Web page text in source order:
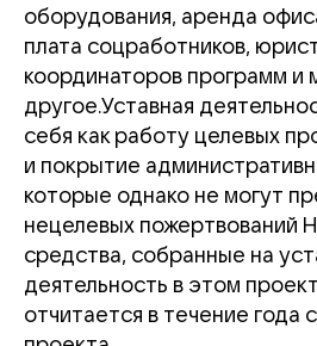
оборудования, аренда
плата соцработников,
координаторов программ и
другое.Уставная
себя как работу целевых
и покрытие
которые однако не могут
нецелевых пожертвований
средства, собранные на
деятельность в этом
отчитается в течение года